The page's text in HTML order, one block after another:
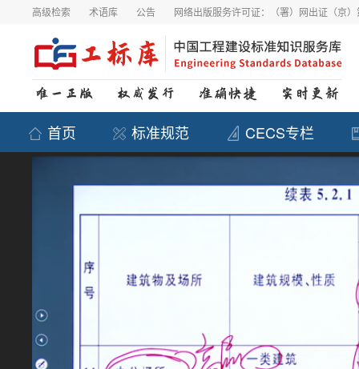
高级检索 术语库 公告 网络出版服务许可证：（署）网出证（京
首页 标准规范 CECS专栏